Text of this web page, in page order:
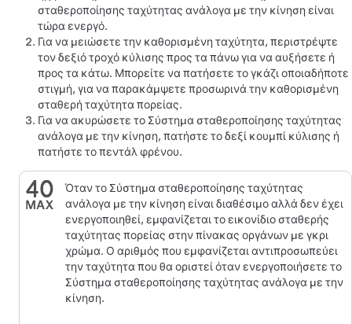
σταθεροποίησης ταχύτητας ανάλογα με την κίνηση είναι
τώρα ενεργό.
Για να μειώσετε την καθορισμένη ταχύτητα, περιστρέψτε
τον δεξιό τροχό κύλισης προς τα πάνω για να αυξήσετε ή
προς τα κάτω. Μπορείτε να πατήσετε το γκάζι οποιαδήποτε
στιγμή, για να παρακάμψετε προσωρινά την καθορισμένη
σταθερή ταχύτητα πορείας.
Για να ακυρώσετε το Σύστημα σταθεροποίησης ταχύτητας
ανάλογα με την κίνηση, πατήστε το δεξί κουμπί κύλισης ή
πατήστε το πεντάλ φρένου.
Όταν το Σύστημα σταθεροποίησης ταχύτητας
ανάλογα με την κίνηση είναι διαθέσιμο αλλά δεν έχει
ενεργοποιηθεί, εμφανίζεται το εικονίδιο σταθερής
ταχύτητας πορείας στηνπίνακας οργάνων με γκρι
χρώμα. Ο αριθμός που εμφανίζεται αντιπροσωπεύει
την ταχύτητα που θα οριστεί όταν ενεργοποιήσετε το
Σύστημα σταθεροποίησης ταχύτητας ανάλογα με την
κίνηση.